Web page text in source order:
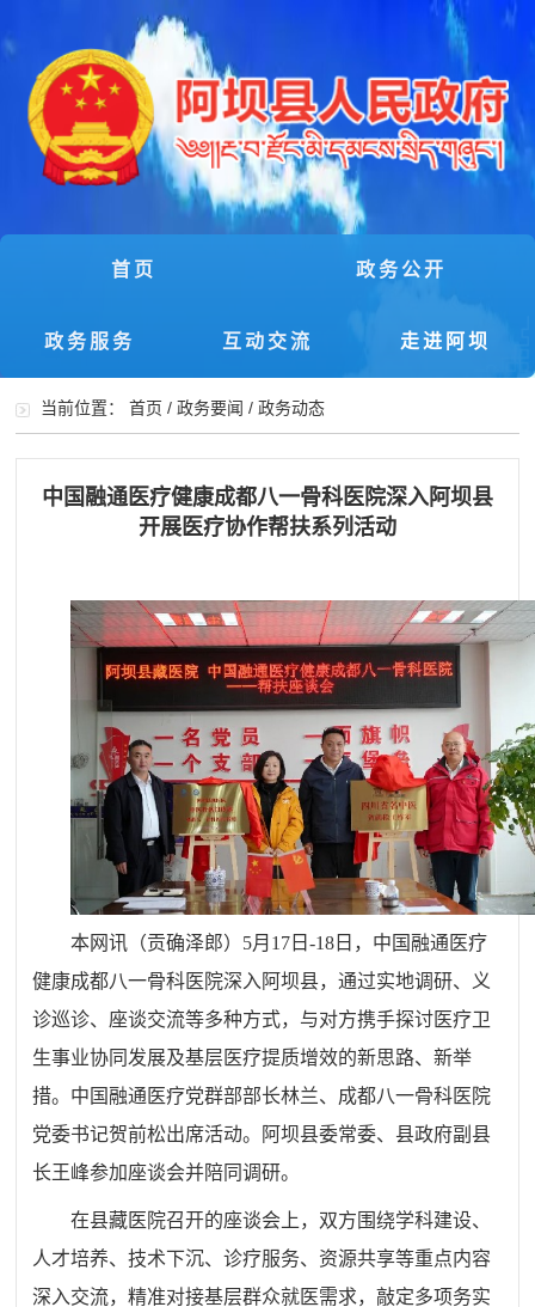
首页 政务公开
政务服务 互动交流 走进阿坝
当前位置：首页 /政务要闻 /政务动态
中国融通医疗健康成都八一骨科医院深入阿坝县
开展医疗协作帮扶系列活动
本网讯（贡确泽郎） 5月17日-18日，中国融通医疗
健康成都八一骨科医院深入 阿坝县，通过实地调研、义
诊巡诊、座谈交流等多种方式，与对方携手探讨医疗卫
生事业协同发展及基层医疗提质增效的新思路、新举
措。中国融通医疗党群部部长林兰、成都八一骨科医院
党委书记贺前松出席活动。阿坝县委常委、 县政府副县
长王峰参加座谈会并陪同调研。
在县藏医院召开的座谈会上，双方围绕学科建设、
人才培养、技术下沉、诊疗服务、资源共享等重点内容
深入交流，精准对接基层群众就医需求，敲定多项务实